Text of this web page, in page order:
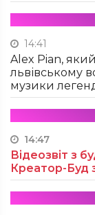
14:41
Alex Pian,
львівському
музики
14:47
Відеозвіт з
Креатор-Буд